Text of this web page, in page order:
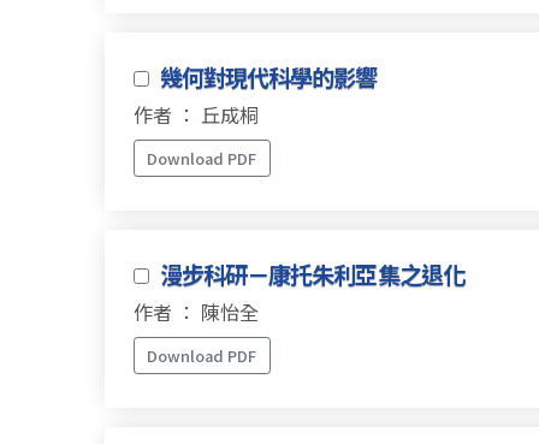
幾何對現代科學的影響
作者 ： 丘成桐
Download PDF
漫步科研－康托朱利亞集之退化
作者 ： 陳怡全
Download PDF